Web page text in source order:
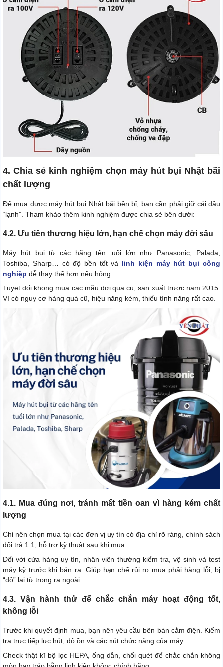
4. Chia sẻ kinh nghiệm chọn máy hút bụi Nhật bãi
chất lượng
Để mua được máy hút bụi Nhật bãi bền bỉ, bạn cần phải giữ cái đầu
“lạnh”. Tham khảo thêm kinh nghiệm được chia sẻ bên dưới:
4.2. Ưu tiên thương hiệu lớn, hạn chế chọn máy đời sâu
Máy hút bụi từ các hãng tên tuổi lớn như Panasonic, Palada,
Toshiba, Sharp… có độ bền tốt và linh kiện máy hút bụi công
nghiệp dễ thay thế hơn nếu hỏng.
Tuyệt đối không mua các mẫu đời quá cũ, sản xuất trước năm 2015.
Vì có nguy cơ hàng quá cũ, hiệu năng kém, thiếu tính năng rất cao.
4.1. Mua đúng nơi, tránh mất tiền oan vì hàng kém chất
lượng
Chỉ nên chọn mua tại các đơn vị uy tín có địa chỉ rõ ràng, chính sách
đổi trả 1:1, hỗ trợ kỹ thuật sau khi mua.
Đối với cửa hàng uy tín, nhân viên thường kiểm tra, vệ sinh và test
máy kỹ trước khi bán ra. Giúp hạn chế rủi ro mua phải hàng lỗi, bị
“độ” lại từ trong ra ngoài.
4.3. Vận hành thử để chắc chắn máy hoạt động tốt,
không lỗi
Trước khi quyết định mua, bạn nên yêu cầu bên bán cắm điện. Kiểm
tra trực tiếp lực hút, độ ồn và các nút chức năng của máy.
Check thật kĩ bộ lọc HEPA, ống dẫn, chổi quét để chắc chắn không